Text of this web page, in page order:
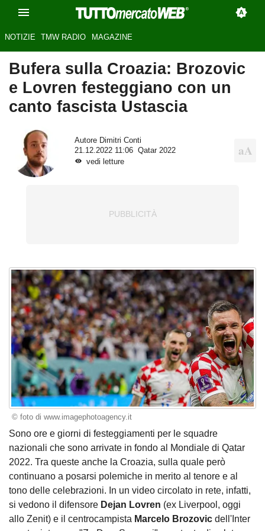
NOTIZIE TMW RADIO MAGAZINE
Bufera sulla Croazia: Brozovic
e Lovren festeggiano con un
canto fascista Ustascia
Autore Dimitri Conti
21.12.2022 11:06
Qatar 2022
vedi letture
© foto di www.imagephotoagency.it
Sono ore e giorni di festeggiamenti per le squadre
nazionali che sono arrivate in fondo al Mondiale di Qatar
2022. Tra queste anche la Croazia, sulla quale però
continuano a posarsi polemiche in merito al tenore e al
tono delle celebrazioni. In un video circolato in rete, infatti,
si vedono il difensore Dejan Lovren (ex Liverpool, oggi
allo Zenit) e il centrocampista Marcelo Brozovic dell'Inter